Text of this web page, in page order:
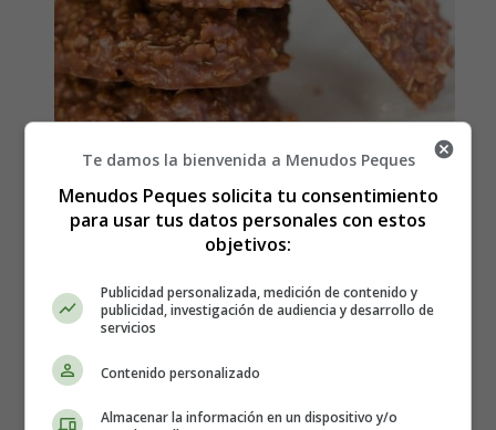
Cómo hacer Galletas keto sin
horno en 5 minutos - Recetas
Caseras
Te damos la bienvenida a Menudos Peques
Menudos Peques solicita tu consentimiento
para usar tus datos personales con estos
objetivos:
Publicidad personalizada, medición de contenido y
publicidad, investigación de audiencia y desarrollo de
servicios
Contenido personalizado
Almacenar la información en un dispositivo y/o